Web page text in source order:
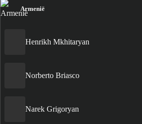
Armenië
Henrikh Mkhitaryan
Norberto Briasco
Narek Grigoryan